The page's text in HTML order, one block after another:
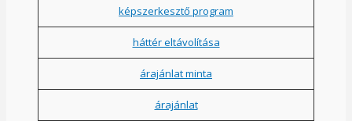
képszerkesztő program
háttér eltávolítása
árajánlat minta
árajánlat